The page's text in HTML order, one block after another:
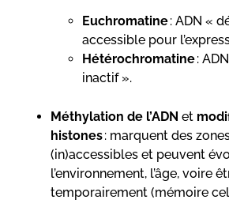
Euchromatine: ADN «
accessible pour
Hétérochromatine:
inactif ».
Méthylation de l’ADN et
histones: marquent des
(in)accessibles et peuvent
l’environnement, l’âge, voire
temporairement (mémoire